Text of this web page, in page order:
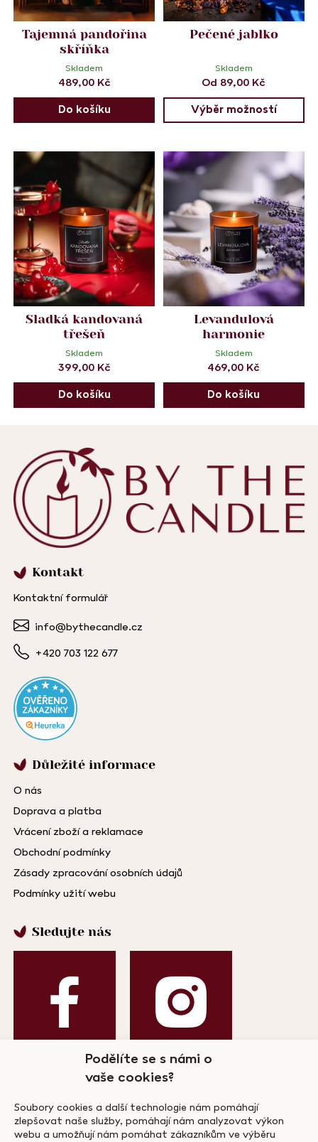
Podělíte se s námi o
vaše cookies?
Soubory cookies a další technologie nám pomáhají
zlepšovat naše služby, pomáhají nám analyzovat výkon
webu a umožňují nám pomáhat zákazníkům ve výběru
Tajemná pandořina
skříňka
Skladem
489,00 Kč
Do košíku
Pečené jablko
Skladem
Od 89,00 Kč
Výběr možností
Sladká kandovaná
třešeň
Skladem
399,00 Kč
Do košíku
Levandulová
harmonie
Skladem
469,00 Kč
Do košíku
Kontakt
Kontaktní formulář
info@bythecandle.cz
+420 703 122 677
Důležité informace
O nás
Doprava a platba
Vrácení zboží a reklamace
Obchodní podmínky
Zásady zpracování osobních údajů
Podmínky užití webu
Sledujte nás